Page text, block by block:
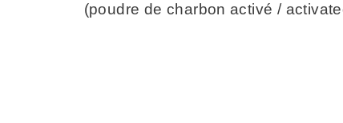
(poudre de charbon activé /